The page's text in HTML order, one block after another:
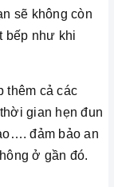
sẽ không còn
bếp như khi
thêm cả các
gian hẹn đun
đảm bảo an
ở gần đó.